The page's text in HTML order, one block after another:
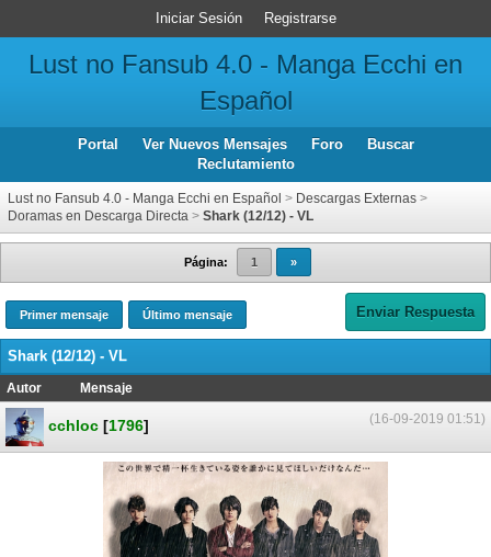
Iniciar Sesión Registrarse
Lust no Fansub 4.0 - Manga Ecchi en
Español
Portal Ver Nuevos Mensajes Foro
Buscar
Reclutamiento
Lust no Fansub 4.0 - Manga Ecchi en Español > Descargas Externas >
Doramas en Descarga Directa > Shark (12/12) - VL
Página: 1 »
Primer mensaje Último mensaje Enviar Respuesta
Shark (12/12) - VL
Autor
Mensaje
(16-09-2019 01:51)
cchloc [1796]